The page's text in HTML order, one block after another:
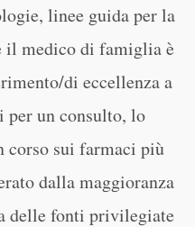
linee guida per la
il medico di famiglia è
di eccellenza a
un consulto, lo
corso sui farmaci più
dalla maggioranza
delle fonti privilegiate